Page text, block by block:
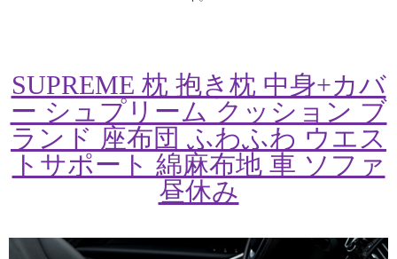
SUPREME 枕 抱き枕 中身+カバ
ー シュプリーム クッション ブ
ランド 座布団 ふわふわ ウエス
トサポート 綿麻布地 車 ソファ
昼休み